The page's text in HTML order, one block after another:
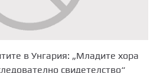
в Унгария: „Младите хора
свидетелство“